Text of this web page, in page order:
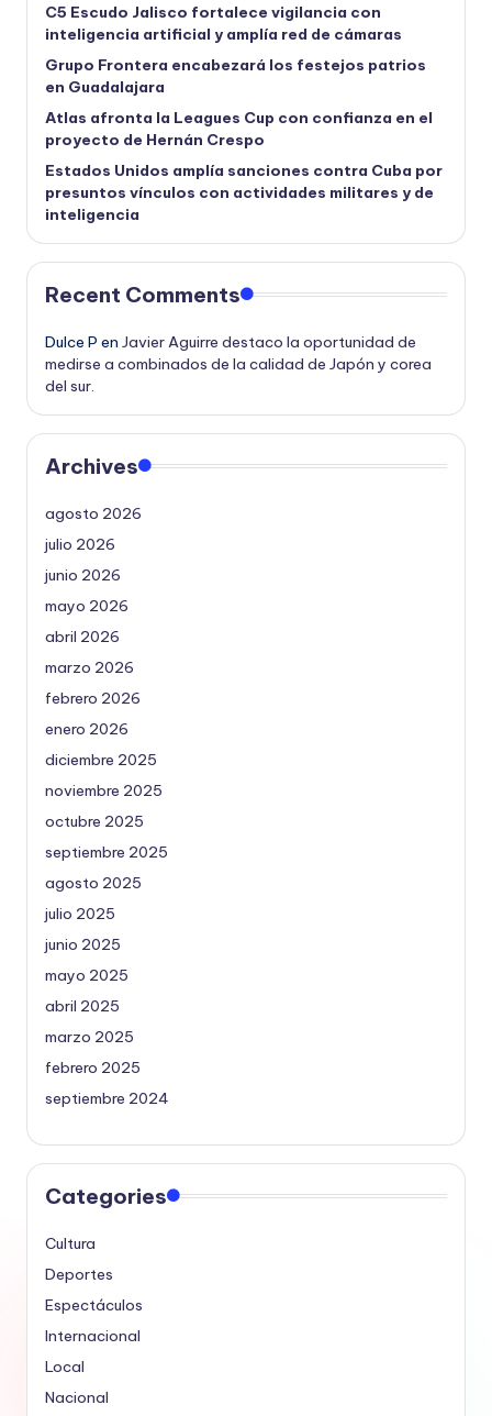
C5 Escudo Jalisco fortalece vigilancia con
inteligencia artificial y amplía red de cámaras
Grupo Frontera encabezará los festejos patrios
en Guadalajara
Atlas afronta la Leagues Cup con confianza en el
proyecto de Hernán Crespo
Estados Unidos amplía sanciones contra Cuba por
presuntos vínculos con actividades militares y de
inteligencia
Recent Comments
Dulce P en Javier Aguirre destaco la oportunidad de
medirse a combinados de la calidad de Japón y corea
del sur.
Archives
agosto 2026
julio 2026
junio 2026
mayo 2026
abril 2026
marzo 2026
febrero 2026
enero 2026
diciembre 2025
noviembre 2025
octubre 2025
septiembre 2025
agosto 2025
julio 2025
junio 2025
mayo 2025
abril 2025
marzo 2025
febrero 2025
septiembre 2024
Categories
Cultura
Deportes
Espectáculos
Internacional
Local
Nacional